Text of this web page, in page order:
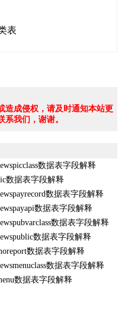
表
造成侵权，请及时通知本站更
我们，谢谢。
数据表字段解释
数据表字段解释
数据表字段解释
数据表字段解释
数据表字段解释
数据表字段解释
数据表字段解释
数据表字段解释
数据表字段解释